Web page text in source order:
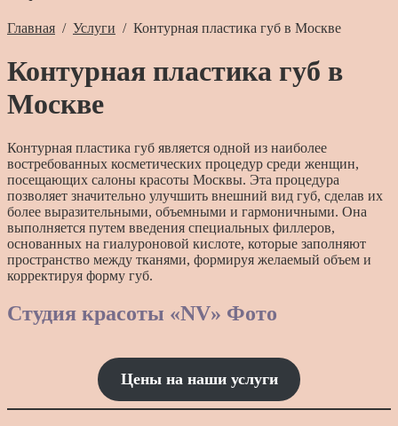
Главная / Услуги / Контурная пластика губ в Москве
Контурная пластика губ в
Москве
Контурная пластика губ является одной из наиболее
востребованных косметических процедур среди женщин,
посещающих салоны красоты Москвы. Эта процедура
позволяет значительно улучшить внешний вид губ, сделав их
более выразительными, объемными и гармоничными. Она
выполняется путем введения специальных филлеров,
основанных на гиалуроновой кислоте, которые заполняют
пространство между тканями, формируя желаемый объем и
корректируя форму губ.
Студия красоты «NV» Фото
Цены на наши услуги